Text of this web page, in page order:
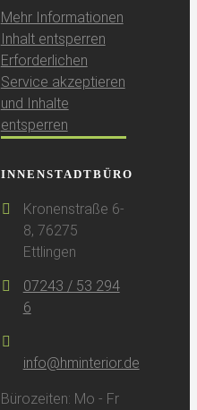
Mehr Informationen
Inhalt entsperren
Erforderlichen
Service akzeptieren
und Inhalte
entsperren
INNENSTADTBÜRO
Kronenstraße 6-
8, 76275
Ettlingen
07243 / 53 294
6
info@hminterior.de
Bürozeiten: Mo - Fr